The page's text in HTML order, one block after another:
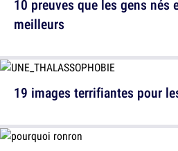
19 images terrifiantes pour
10 preuves que les gens nés
meilleurs